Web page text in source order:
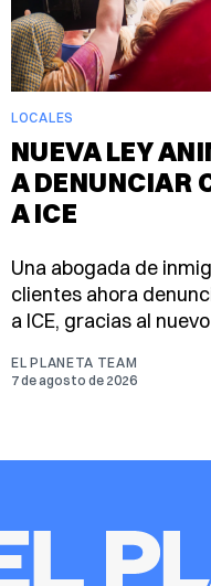
LOCALES
NUEVA LEY
A DENUNCIAR
A ICE
Una abogada de
clientes ahora
a ICE, gracias al
EL PLANETA TEAM
7 de agosto de 2026